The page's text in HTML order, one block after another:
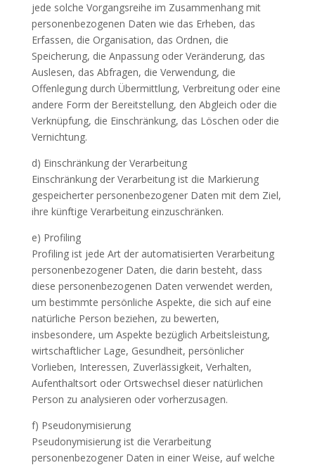
jede solche Vorgangsreihe im Zusammenhang mit
personenbezogenen Daten wie das Erheben, das
Erfassen, die Organisation, das Ordnen, die
Speicherung, die Anpassung oder Veränderung, das
Auslesen, das Abfragen, die Verwendung, die
Offenlegung durch Übermittlung, Verbreitung oder eine
andere Form der Bereitstellung, den Abgleich oder die
Verknüpfung, die Einschränkung, das Löschen oder die
Vernichtung.
d) Einschränkung der Verarbeitung
Einschränkung der Verarbeitung ist die Markierung
gespeicherter personenbezogener Daten mit dem Ziel,
ihre künftige Verarbeitung einzuschränken.
e) Profiling
Profiling ist jede Art der automatisierten Verarbeitung
personenbezogener Daten, die darin besteht, dass
diese personenbezogenen Daten verwendet werden,
um bestimmte persönliche Aspekte, die sich auf eine
natürliche Person beziehen, zu bewerten,
insbesondere, um Aspekte bezüglich Arbeitsleistung,
wirtschaftlicher Lage, Gesundheit, persönlicher
Vorlieben, Interessen, Zuverlässigkeit, Verhalten,
Aufenthaltsort oder Ortswechsel dieser natürlichen
Person zu analysieren oder vorherzusagen.
f) Pseudonymisierung
Pseudonymisierung ist die Verarbeitung
personenbezogener Daten in einer Weise, auf welche